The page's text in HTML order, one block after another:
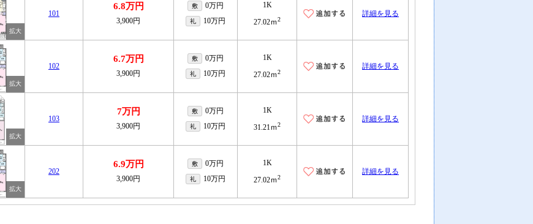
101
6.8万円
3,900円
敷 0万円
礼 10万円
1K
27.02ｍ2
詳細を見る
102
6.7万円
3,900円
敷 0万円
礼 10万円
1K
27.02ｍ2
詳細を見る
103
7万円
3,900円
敷 0万円
礼 10万円
1K
31.21ｍ2
詳細を見る
202
6.9万円
3,900円
敷 0万円
礼 10万円
1K
27.02ｍ2
詳細を見る